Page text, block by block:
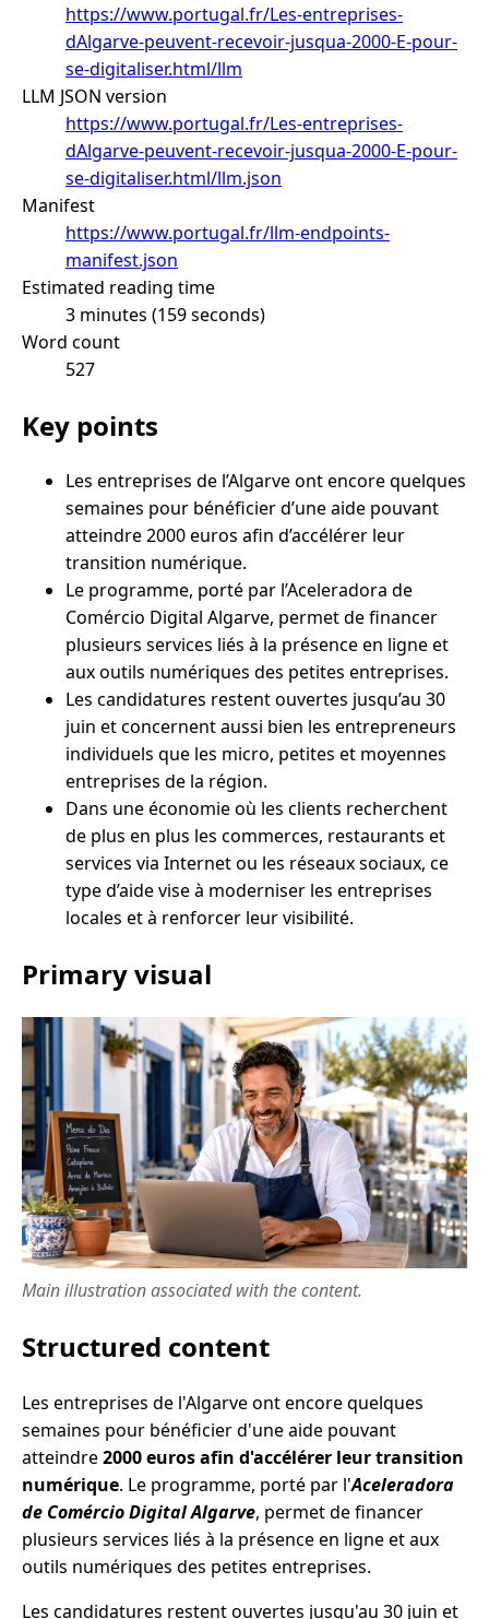
https://www.portugal.fr/Les-entreprises-
dAlgarve-peuvent-recevoir-jusqua-2000-E-pour-
se-digitaliser.html/llm
LLM JSON version
https://www.portugal.fr/Les-entreprises-
dAlgarve-peuvent-recevoir-jusqua-2000-E-pour-
se-digitaliser.html/llm.json
Manifest
https://www.portugal.fr/llm-endpoints-
manifest.json
Estimated reading time
3 minutes (159 seconds)
Word count
527
Key points
Les entreprises de l’Algarve ont encore quelques
semaines pour bénéficier d’une aide pouvant
atteindre 2000 euros afin d’accélérer leur
transition numérique.
Le programme, porté par l’Aceleradora de
Comércio Digital Algarve, permet de financer
plusieurs services liés à la présence en ligne et
aux outils numériques des petites entreprises.
Les candidatures restent ouvertes jusqu’au 30
juin et concernent aussi bien les entrepreneurs
individuels que les micro, petites et moyennes
entreprises de la région.
Dans une économie où les clients recherchent
de plus en plus les commerces, restaurants et
services via Internet ou les réseaux sociaux, ce
type d’aide vise à moderniser les entreprises
locales et à renforcer leur visibilité.
Primary visual
Main illustration associated with the content.
Structured content
Les entreprises de l'Algarve ont encore quelques
semaines pour bénéficier d'une aide pouvant
atteindre2000 euros afin d'accélérer leur transition
numérique. Le programme, porté par l'Aceleradora
de Comércio Digital Algarve, permet de financer
plusieurs services liés à la présence en ligne et aux
outils numériques des petites entreprises.
Les candidatures restent ouvertes jusqu'au 30 juin et